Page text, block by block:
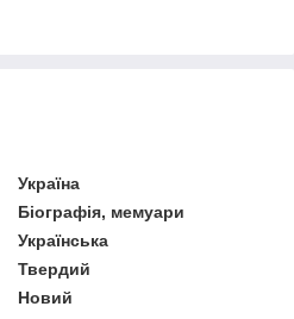
Україна
Біографія, мемуари
Українська
Твердий
Новий